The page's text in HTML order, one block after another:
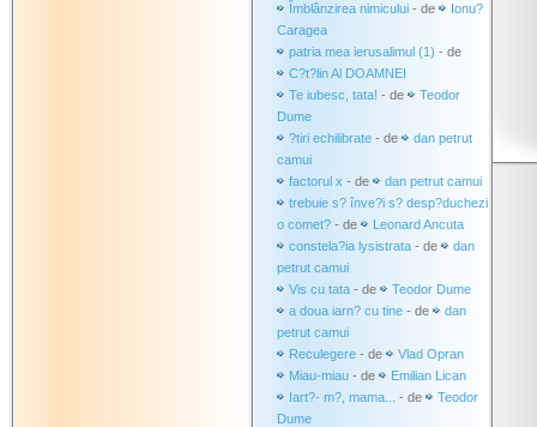
Îmblânzirea nimicului - de
Ionu?
Caragea
patria mea ierusalimul (1) - de
C?t?lin Al DOAMNEI
Te iubesc, tata! - de
Teodor
Dume
?tiri echilibrate - de
dan petrut
camui
factorul x - de
dan petrut camui
trebuie s? înve?i s? desp?duchezi
o comet? - de
Leonard Ancuta
constela?ia lysistrata - de
dan
petrut camui
Vis cu tata - de
Teodor Dume
a doua iarn? cu tine - de
dan
petrut camui
Reculegere - de
Vlad Opran
Miau-miau - de
Emilian Lican
Iart?- m?, mama...
- de
Teodor
Dume